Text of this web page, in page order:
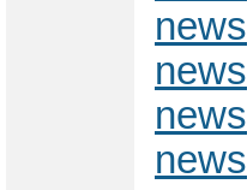
news
news
news
news